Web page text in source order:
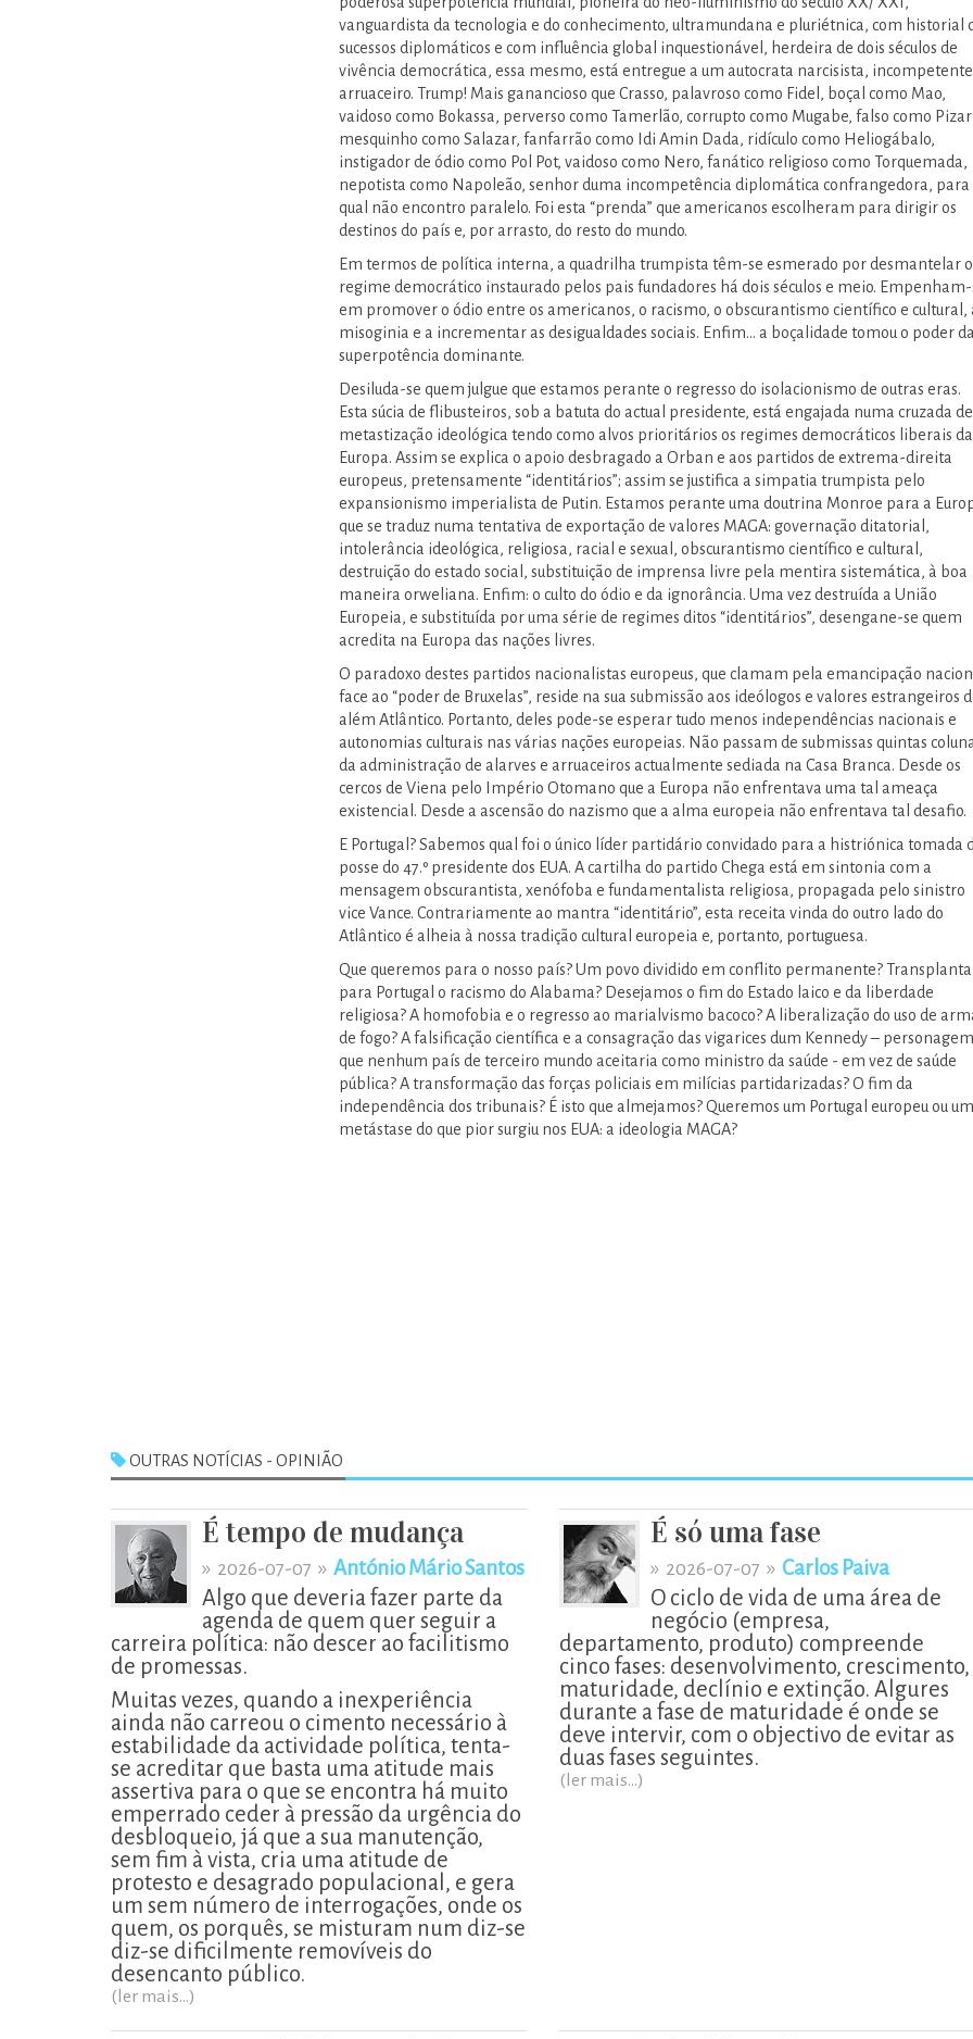
vanguardista da tecnologia e do conhecimento, ultramundana e pluriétnica, com historial
sucessos diplomáticos e com influência global inquestionável, herdeira de dois séculos de
vivência democrática, essa mesmo, está entregue a um autocrata narcisista,
arruaceiro. Trump! Mais ganancioso que Crasso, palavroso como Fidel, boçal como Mao,
vaidoso como Bokassa, perverso como Tamerlão, corrupto como Mugabe, falso como
mesquinho como Salazar, fanfarrão como Idi Amin Dada, ridículo como Heliogábalo,
instigador de ódio como Pol Pot, vaidoso como Nero, fanático religioso como Torquemada,
nepotista como Napoleão, senhor duma incompetência diplomática confrangedora, para
qual não encontro paralelo. Foi esta “prenda” que americanos escolheram para dirigir os
destinos do país e, por arrasto, do resto do mundo.
Em termos de política interna, a quadrilha trumpista têm-se esmerado por desmantelar o
regime democrático instaurado pelos pais fundadores há dois séculos e meio. Empenham-
em promover o ódio entre os americanos, o racismo, o obscurantismo científico e cultural,
misoginia e a incrementar as desigualdades sociais. Enfim... a boçalidade tomou o poder da
superpotência dominante.
Desiluda-se quem julgue que estamos perante o regresso do isolacionismo de outras eras.
Esta súcia de flibusteiros, sob a batuta do actual presidente, está engajada numa cruzada de
metastização ideológica tendo como alvos prioritários os regimes democráticos liberais da
Europa. Assim se explica o apoio desbragado a Orban e aos partidos de extrema-direita
europeus, pretensamente “identitários”; assim se justifica a simpatia trumpista pelo
expansionismo imperialista de Putin. Estamos perante uma doutrina Monroe para a
que se traduz numa tentativa de exportação de valores MAGA: governação ditatorial,
intolerância ideológica, religiosa, racial e sexual, obscurantismo científico e cultural,
destruição do estado social, substituição de imprensa livre pela mentira sistemática, à boa
maneira orweliana. Enfim: o culto do ódio e da ignorância. Uma vez destruída a União
Europeia, e substituída por uma série de regimes ditos “identitários”, desengane-se quem
acredita na Europa das nações livres.
O paradoxo destes partidos nacionalistas europeus, que clamam pela emancipação
face ao “poder de Bruxelas”, reside na sua submissão aos ideólogos e valores estrangeiros
além Atlântico. Portanto, deles pode-se esperar tudo menos independências nacionais e
autonomias culturais nas várias nações europeias. Não passam de submissas quintas
da administração de alarves e arruaceiros actualmente sediada na Casa Branca. Desde os
cercos de Viena pelo Império Otomano que a Europa não enfrentava uma tal ameaça
existencial. Desde a ascensão do nazismo que a alma europeia não enfrentava tal desafio.
E Portugal? Sabemos qual foi o único líder partidário convidado para a histriónica tomada
posse do 47.º presidente dos EUA. A cartilha do partido Chega está em sintonia com a
mensagem obscurantista, xenófoba e fundamentalista religiosa, propagada pelo sinistro
vice Vance. Contrariamente ao mantra “identitário”, esta receita vinda do outro lado do
Atlântico é alheia à nossa tradição cultural europeia e, portanto, portuguesa.
Que queremos para o nosso país? Um povo dividido em conflito permanente?
para Portugal o racismo do Alabama? Desejamos o fim do Estado laico e da liberdade
religiosa? A homofobia e o regresso ao marialvismo bacoco? A liberalização do uso de
de fogo? A falsificação científica e a consagração das vigarices dum Kennedy – personagem
que nenhum país de terceiro mundo aceitaria como ministro da saúde - em vez de saúde
pública? A transformação das forças policiais em milícias partidarizadas? O fim da
independência dos tribunais? É isto que almejamos? Queremos um Portugal europeu ou
metástase do que pior surgiu nos EUA: a ideologia MAGA?
OUTRAS NOTÍCIAS - OPINIÃO
É tempo de mudança
» 2026-07-07 » António Mário Santos
Algo que deveria fazer parte da
agenda de quem quer seguir a
carreira política: não descer ao facilitismo
de promessas.
Muitas vezes, quando a inexperiência
ainda não carreou o cimento necessário à
estabilidade da actividade política, tenta-
se acreditar que basta uma atitude mais
assertiva para o que se encontra há muito
emperrado ceder à pressão da urgência do
desbloqueio, já que a sua manutenção,
sem fim à vista, cria uma atitude de
protesto e desagrado populacional, e gera
um sem número de interrogações, onde os
quem, os porquês, se misturam num diz-se
diz-se dificilmente removíveis do
desencanto público.
(ler mais...)
É só uma fase
» 2026-07-07 » Carlos Paiva
O ciclo de vida de uma área de
negócio (empresa,
departamento, produto) compreende
cinco fases: desenvolvimento, crescimento,
maturidade, declínio e extinção. Algures
durante a fase de maturidade é onde se
deve intervir, com o objectivo de evitar as
duas fases seguintes.
(ler mais...)